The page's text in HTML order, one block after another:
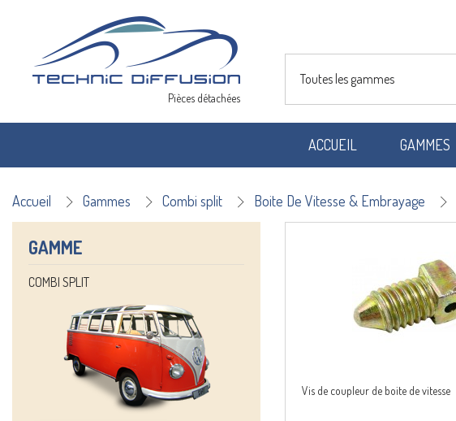
Pièces détachées
Toutes les gammes
ACCUEIL GAMMES
Accueil Gammes Combi split Boite De Vitesse & Embrayage
GAMME
COMBI SPLIT
Vis de coupleur de boite de vitesse